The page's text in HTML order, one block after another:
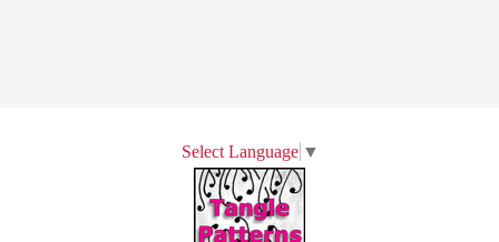
Select Language ▼